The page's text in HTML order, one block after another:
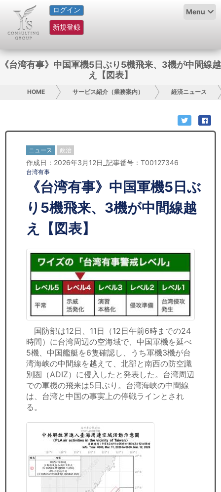
ログイン
新規登録
Menu
HOME
サービス紹介
コラム
お問い合わせ
日本人にPR
コンサルティング
リサーチ
セミナー
経済ニュース
労務顧問
ＩＴ
飲食店情報
《台湾有事》中国軍機5日ぶり5機飛来、3機が中間線越
え【図表】
HOME サービス紹介（業務案内） 経済ニュース
ニュース 政治
作成日：2026年3月12日_記事番号：T00127346
台湾有事
《台湾有事》中国軍機5日ぶ
り5機飛来、3機が中間線越
え【図表】
国防部は12日、11日（12日午前6時までの24
時間）に台湾周辺の空海域で、中国軍機を延べ
5機、中国艦艇を6隻確認し、うち軍機3機が台
湾海峡の中間線を越えて、北部と南西の防空識
別圏（ADIZ）に侵入したと発表した。台湾周辺
での軍機の飛来は5日ぶり。台湾海峡の中間線
は、台湾と中国の事実上の停戦ラインとされ
る。